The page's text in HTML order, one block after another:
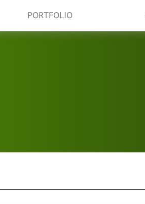
PORTFOLIO